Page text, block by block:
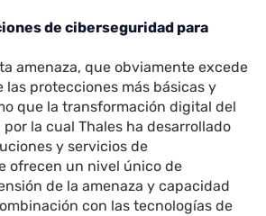
de ciberseguridad para
amenaza, que obviamente excede
las protecciones más básicas y
que la transformación digital del
por la cual Thales ha desarrollado
y servicios de
ofrecen un nivel único de
de la amenaza y capacidad
con las tecnologías de